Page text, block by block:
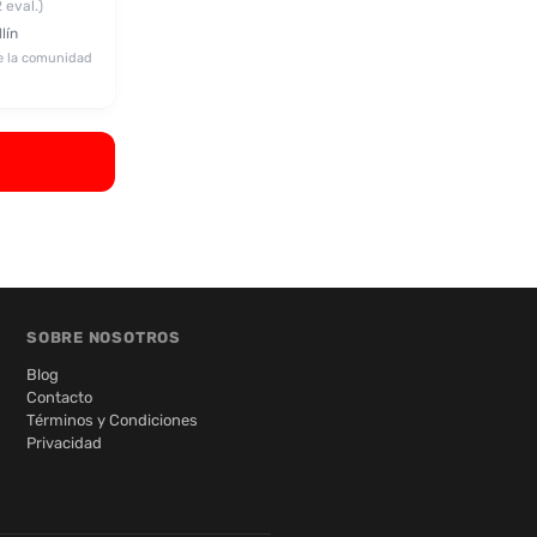
eval.)
la comunidad
SOBRE NOSOTROS
Blog
Contacto
Términos y Condiciones
Privacidad